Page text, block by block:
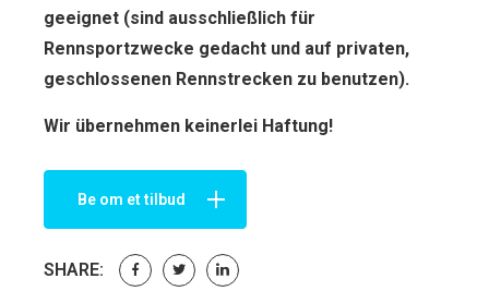
geeignet (sind ausschließlich für
Rennsportzwecke gedacht und auf privaten,
geschlossenen Rennstrecken zu benutzen).
Wir übernehmen keinerlei Haftung!
Be om et tilbud
SHARE: